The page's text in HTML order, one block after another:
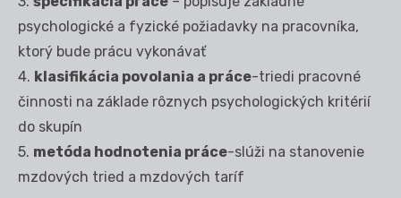
psychologické a fyzické požiadavky na pracovníka,
ktorý bude prácu vykonávať
4. klasifikácia povolania a práce-triedi pracovné
činnosti na základe rôznych psychologických kritérií
do skupín
5. metóda hodnotenia práce-slúži na stanovenie
mzdových tried a mzdových taríf